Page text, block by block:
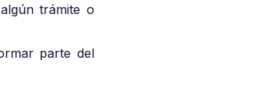
trámite o
parte del